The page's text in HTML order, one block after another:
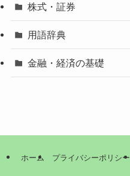
株式・証券
用語辞典
金融・経済の基礎
ホーム プライバシーポリシー